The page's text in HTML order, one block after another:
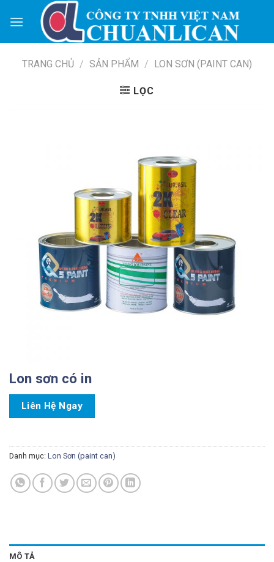
TRANG CHỦ / SẢN PHẨM / LON SƠN (PAINT CAN)
LỌC
Lon sơn có in
Liên Hệ Ngay
Danh mục: Lon Sơn (paint can)
MÔ TẢ